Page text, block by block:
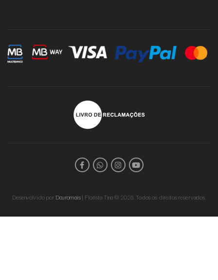
Desenvolvido por Douromais| Florista Tina © 2026. Todos os direitos reservados.